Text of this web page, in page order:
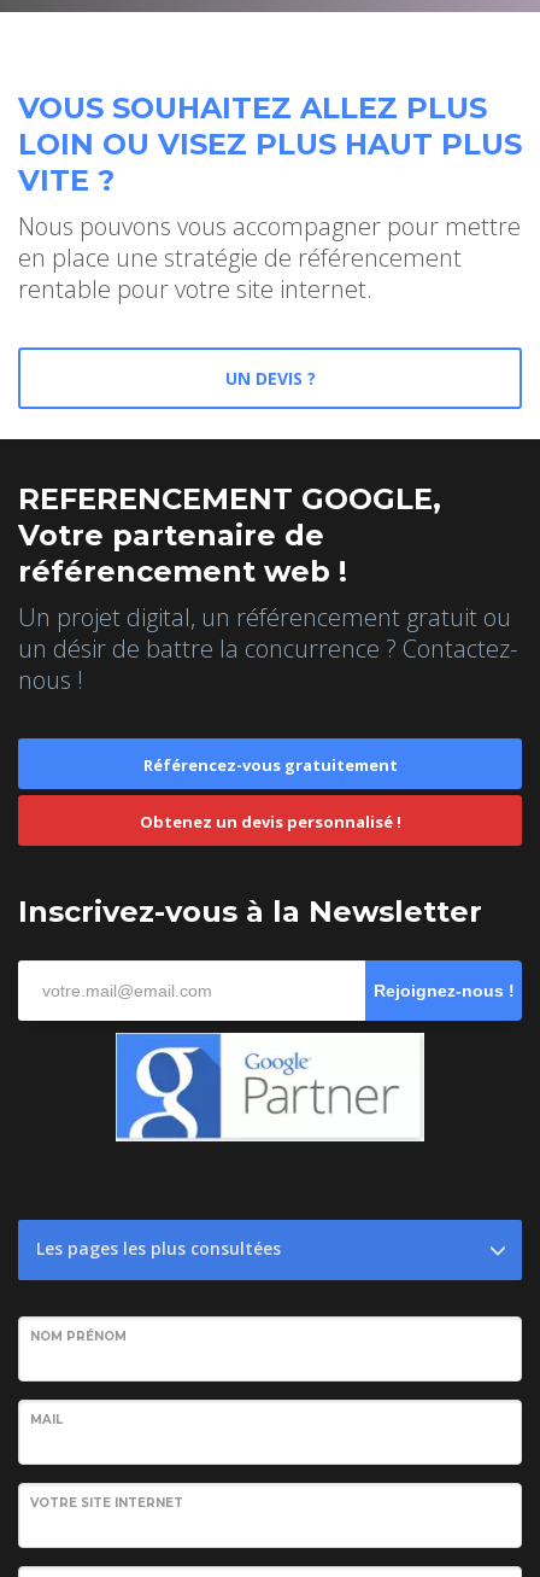
VOUS SOUHAITEZ ALLEZ PLUS
LOIN OU VISEZ PLUS HAUT PLUS
VITE ?
Nous pouvons vous accompagner pour mettre
en place une stratégie de référencement
rentable pour votre site internet.
UN DEVIS ?
REFERENCEMENT GOOGLE,
Votre partenaire de
référencement web !
Un projet digital, un référencement gratuit ou
un désir de battre la concurrence ? Contactez-
nous !
Référencez-vous gratuitement
Obtenez un devis personnalisé !
Inscrivez-vous à la Newsletter
Rejoignez-nous !
Les pages les plus consultées
NOM PRÉNOM
MAIL
VOTRE SITE INTERNET